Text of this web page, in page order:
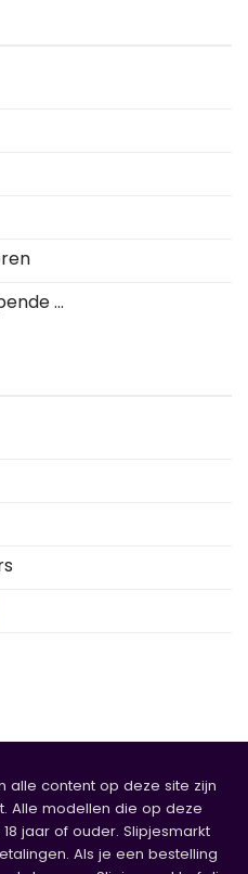
...
alle content op deze site zijn
Alle modellen die op deze
jaar of ouder. Slipjesmarkt
Als je een bestelling